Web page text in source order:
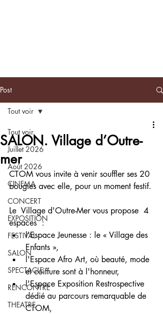
Post
Tout voir
Juillet 2026
Août 2026
CINEMA
CONCERT
EXPOSITION
FESTIVAL
SALON
SPECTACLE
RENCONTRE
THEATRE
Tout voir
SALON. Village d’Outre-
mer
CTOM vous invite à venir souffler ses 20
bougies avec elle, pour un moment festif.
Le  Village d'Outre-Mer vous propose  4
espaces  :
﻿﻿l'Espace Jeunesse : le « Village des
Enfants »,
﻿﻿l'Espace Afro Art, où beauté, mode
et coiffure sont à l'honneur,
﻿﻿l'Espace Exposition Restrospective
dédié au parcours remarquable de
CTOM,